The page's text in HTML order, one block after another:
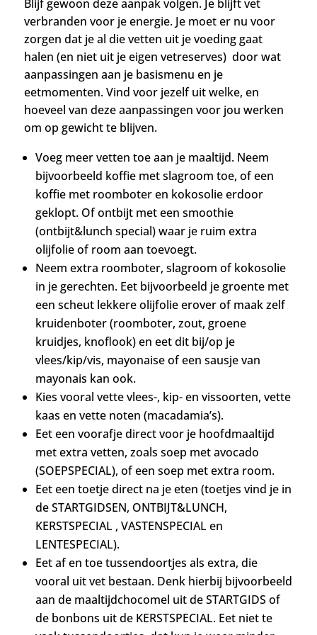
Blijf gewoon deze aanpak volgen. Je blijft vet
verbranden voor je energie. Je moet er nu voor
zorgen dat je al die vetten uit je voeding gaat
halen (en niet uit je eigen vetreserves) door wat
aanpassingen aan je basismenu en je
eetmomenten. Vind voor jezelf uit welke, en
hoeveel van deze aanpassingen voor jou werken
om op gewicht te blijven.
Voeg meer vetten toe aan je maaltijd. Neem
bijvoorbeeld koffie met slagroom toe, of een
koffie met roomboter en kokosolie erdoor
geklopt. Of ontbijt met een smoothie
(ontbijt&lunch special) waar je ruim extra
olijfolie of room aan toevoegt.
Neem extra roomboter, slagroom of kokosolie
in je gerechten. Eet bijvoorbeeld je groente met
een scheut lekkere olijfolie erover of maak zelf
kruidenboter (roomboter, zout, groene
kruidjes, knoflook) en eet dit bij/op je
vlees/kip/vis, mayonaise of een sausje van
mayonais kan ook.
Kies vooral vette vlees-, kip- en vissoorten, vette
kaas en vette noten (macadamia’s).
Eet een voorafje direct voor je hoofdmaaltijd
met extra vetten, zoals soep met avocado
(SOEPSPECIAL), of een soep met extra room.
Eet een toetje direct na je eten (toetjes vind je in
de STARTGIDSEN, ONTBIJT&LUNCH,
KERSTSPECIAL , VASTENSPECIAL en
LENTESPECIAL).
Eet af en toe tussendoortjes als extra, die
vooral uit vet bestaan. Denk hierbij bijvoorbeeld
aan de maaltijdchocomel uit de STARTGIDS of
de bonbons uit de KERSTSPECIAL. Eet niet te